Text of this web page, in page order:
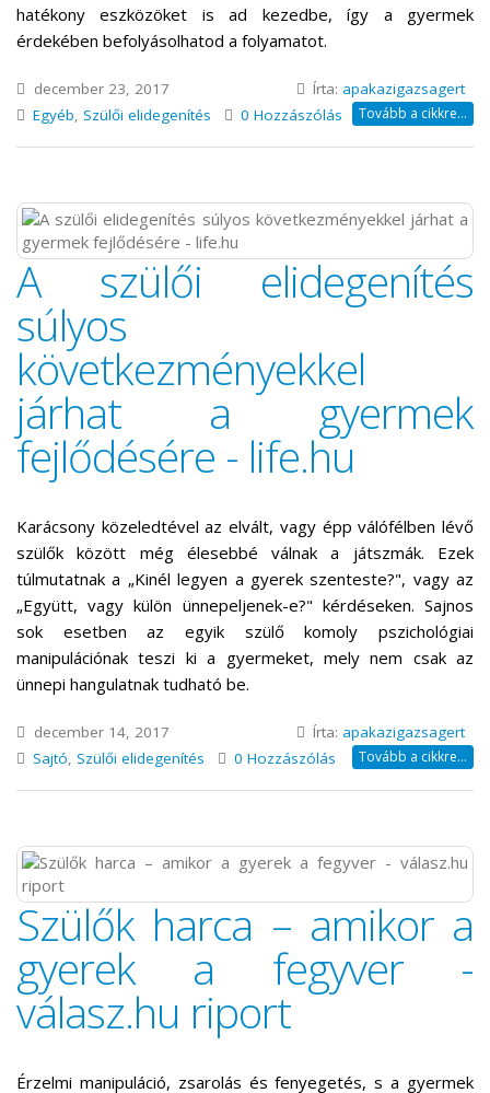
hatékony eszközöket is ad kezedbe, így a gyermek
érdekében befolyásolhatod a folyamatot.
december 23, 2017 Írta: apakazigazsagert
Egyéb, Szülői elidegenítés 0 Hozzászólás Tovább a cikkre...
A szülői elidegenítés
súlyos
következményekkel
járhat a gyermek
fejlődésére - life.hu
Karácsony közeledtével az elvált, vagy épp válófélben lévő
szülők között még élesebbé válnak a játszmák. Ezek
túlmutatnak a „Kinél legyen a gyerek szenteste?", vagy az
„Együtt, vagy külön ünnepeljenek-e?" kérdéseken. Sajnos
sok esetben az egyik szülő komoly pszichológiai
manipulációnak teszi ki a gyermeket, mely nem csak az
ünnepi hangulatnak tudható be.
december 14, 2017 Írta: apakazigazsagert
Sajtó, Szülői elidegenítés 0 Hozzászólás Tovább a cikkre...
Szülők harca – amikor a
gyerek a fegyver -
válasz.hu riport
Érzelmi manipuláció, zsarolás és fenyegetés, s a gyermek